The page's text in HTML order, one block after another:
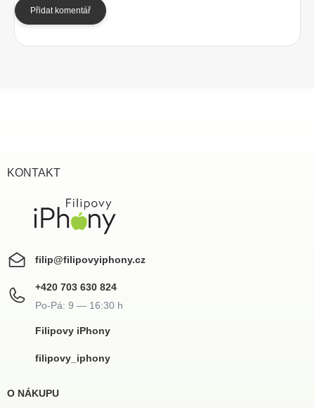
Přidat komentář
KONTAKT
filip@filipovyiphony.cz
+420 703 630 824
Filipovy iPhony
filipovy_iphony
O NÁKUPU